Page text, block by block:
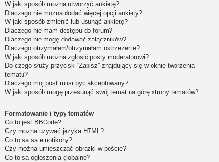
W jaki sposób można utworzyć ankietę?
Dlaczego nie można dodać więcej opcji ankiety?
W jaki sposób zmienić lub usunąć ankietę?
Dlaczego nie mam dostępu do forum?
Dlaczego nie mogę dodawać załączników?
Dlaczego otrzymałem/otrzymałam ostrzeżenie?
W jaki sposób można zgłosić posty moderatorowi?
Do czego służy przycisk “Zapisz” znajdujący się w oknie tworzenia
tematu?
Dlaczego mój post musi być akceptowany?
W jaki sposób mogę przesunąć swój temat na górę strony tematów?
Formatowanie i typy tematów
Co to jest BBCode?
Czy można używać języka HTML?
Co to są są emotikony?
Czy można umieszczać obrazki w poście?
Co to są ogłoszenia globalne?